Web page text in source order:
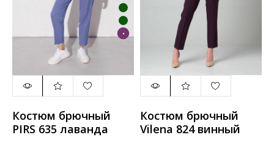
Костюм брючный
PIRS 635 лаванда
Костюм брючный
Vilena 824 винный